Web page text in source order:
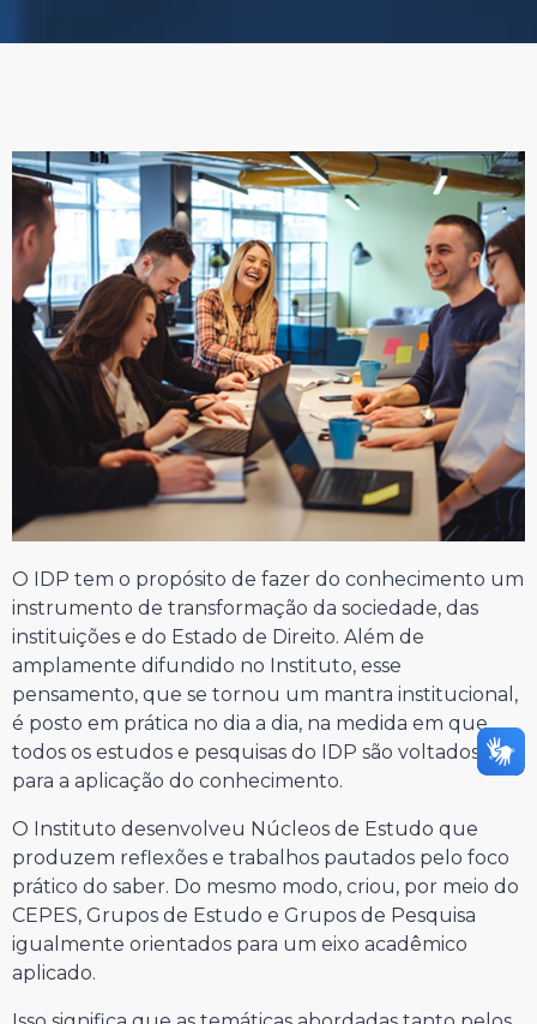
O IDP tem o propósito de fazer do conhecimento um
instrumento de transformação da sociedade, das
instituições e do Estado de Direito. Além de
amplamente difundido no Instituto, esse
pensamento, que se tornou um mantra institucional,
é posto em prática no dia a dia, na medida em que
todos os estudos e pesquisas do IDP são voltados
para a aplicação do conhecimento.
O Instituto desenvolveu Núcleos de Estudo que
produzem reflexões e trabalhos pautados pelo foco
prático do saber. Do mesmo modo, criou, por meio do
CEPES, Grupos de Estudo e Grupos de Pesquisa
igualmente orientados para um eixo acadêmico
aplicado.